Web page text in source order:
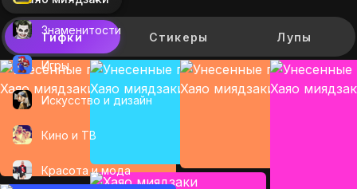
Знаменитости
Игры
Искусcтво и дизайн
Кино и ТВ
Красота и мода
Гифки Стикеры Лупы